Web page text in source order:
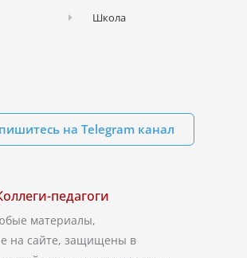
Школа
на Telegram канал
педагоги
материалы,
на сайте, защищены в